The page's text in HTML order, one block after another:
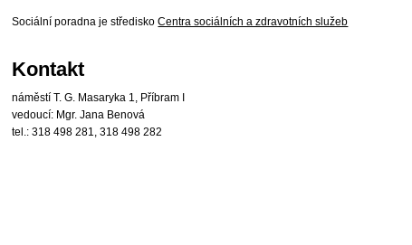
Sociální poradna je střediskoCentra sociálních a zdravotních služeb
Kontakt
náměstí T. G. Masaryka 1, Příbram I
vedoucí: Mgr. Jana Benová
tel.: 318 498 281, 318 498 282